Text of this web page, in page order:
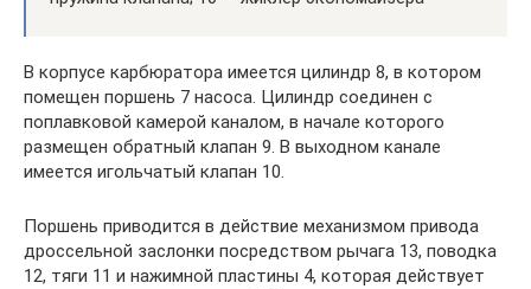
В корпусе карбюратора имеется цилиндр 8, в котором
помещен поршень 7 насоса. Цилиндр соединен с
поплавковой камерой каналом, в начале которого
размещен обратный клапан 9. В выходном канале
имеется игольчатый клапан 10.
Поршень приводится в действие механизмом привода
дроссельной заслонки посредством рычага 13, поводка
12, тяги 11 и нажимной пластины 4, которая действует